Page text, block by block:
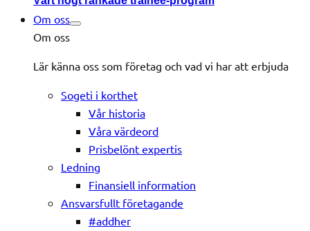
Om oss
Om oss
Lär känna oss som företag och vad vi har att erbjuda
Sogeti i korthet
Vår historia
Våra värdeord
Prisbelönt expertis
Ledning
Finansiell information
Ansvarsfullt företagande
#addher